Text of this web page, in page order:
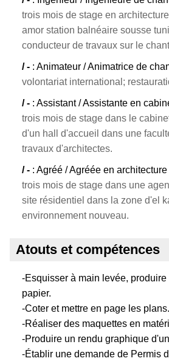
trois mois de stage en
amor station balnéaire sousse
conducteur de travaux sur le
/ - : Animateur / Animatrice de
volontariat international;
/ - : Assistant / Assistante en
trois mois de stage dans le
d'un hall d'accueil dans une
travaux d'architectes.
/ - : Agréé / Agréée en architecture
trois mois de stage dans une
site résidentiel dans la zone d'el
environnement nouveau.
Atouts et compétences
-Esquisser à main levée,
papier.
-Coter et mettre en page les plans.
-Réaliser des maquettes en
-Produire un rendu graphique
-Établir une demande de Permis